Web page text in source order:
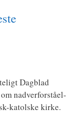
Dag­blad
nad­ver­for­stå­el­
katol­­ske kir­ke.